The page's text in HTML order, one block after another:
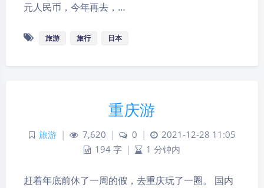
元人民币，今年再去，…
旅游 旅行 日本
重庆游
旅游 | 7,620 | 0 |
2021-12-28 11:05
194 字 | 1 分钟内
赶着年底前休了一周的假，去重庆玩了一圈。 国内